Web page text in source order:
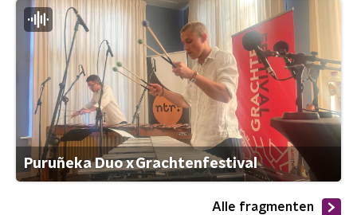
Puruñeka Duo x Grachtenfestival
Alle fragmenten